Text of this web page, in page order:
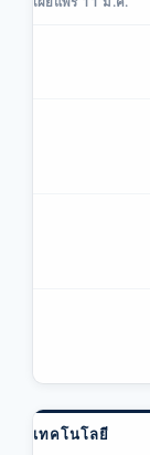
เทคโนโลยี